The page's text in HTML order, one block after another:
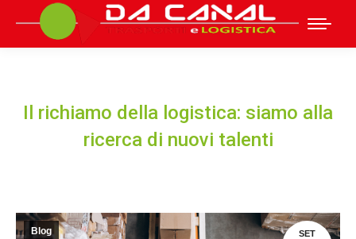
Il richiamo della logistica: siamo alla
ricerca di nuovi talenti
SET
Blog